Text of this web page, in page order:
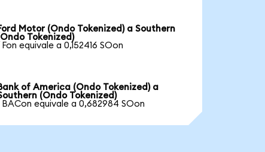
Motor (Ondo Tokenized) a Southern
Tokenized)
Fon equivale a 0,152416 SOon
of America (Ondo Tokenized) a
(Ondo Tokenized)
BACon equivale a 0,682984 SOon